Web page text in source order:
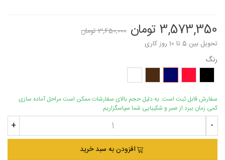
3,573,350 تومان 3,650,000 تومان
تحویل بین 5 تا 10 روز کاری
رنگ
ای
ای
سوخته
سفارش قابل ثبت است. به دلیل حجم بالای سفارشات ممکن است مراحل آماده سازی
کمی زمان ببرد.از صبر و شکیبایی شما سپاسگزاریم.
-
+
افزودن به سبد خرید